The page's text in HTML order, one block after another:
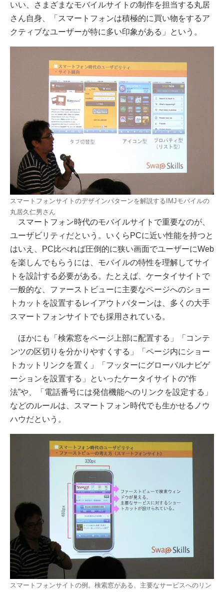
いい、さまざまなモバイルサイトの制作を担当する丸居
さん自身、「スマートフォンは積極的に買い物をするア
クティブなユーザーが特に多い印象がある」という。
スマートフォンサイトのデザインパターンを解説するIMJモバイルの
丸居久仁男さん
スマートフォン時代のモバイルサイトで重要なのが、
ユーザビリティだという。いくらPCに近い性能を持つと
はいえ、PC比べれば圧倒的に狭い画面でユーザーにWeb
を楽しんでもらうには、モバイルの特性を理解してサイ
トを設計する必要がある。たとえば、ケータイサイトで
一般的な、ファーストビューに主要なページへのショー
トカットを設置するレイアウトパターンは、多くの大手
スマートフォンサイトでも採用されている。
ほかにも「検索窓をページ上部に配置する」「コンテ
ンツの区切りを分かりやすくする」「ページ内にショー
トカットリンクを置く」「フッターにグローバルナビゲ
ーションを設置する」といったケータイサイトの“作
法”や、「電話番号には発信機能へのリンクを設定する」
などのルールは、スマートフォン時代でも生かせるノウ
ハウだという。
スマートフォンサイトの例。検索窓がある、主要なサービスへのリン